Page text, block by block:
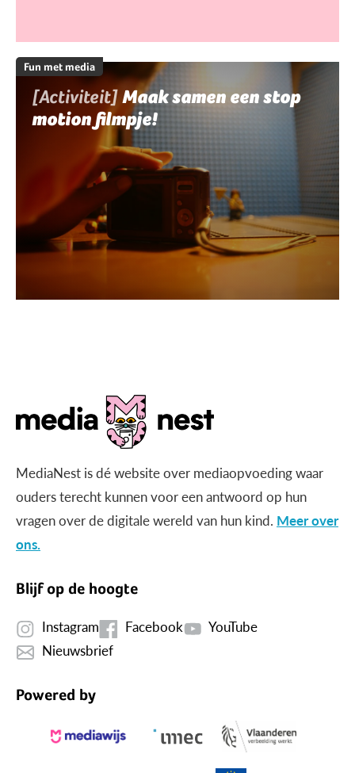
Fun met media
[Activiteit]Maak samen een stop
motion filmpje!
MediaNest is dé website over mediaopvoeding waar
ouders terecht kunnen voor een antwoord op hun
vragen over de digitale wereld van hun kind. Meer over
ons.
Blijf op de hoogte
Instagram Facebook
YouTube
Nieuwsbrief
Powered by